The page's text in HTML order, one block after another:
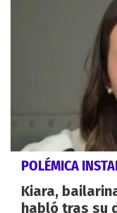
POLÉMICA
Kiara,
habló tras su